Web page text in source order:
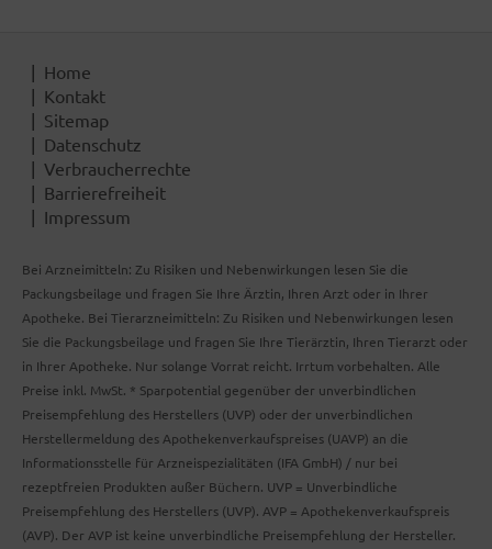
Home
Kontakt
Sitemap
Datenschutz
Verbraucherrechte
Barrierefreiheit
Impressum
Bei Arzneimitteln: Zu Risiken und Nebenwirkungen lesen Sie die
Packungsbeilage und fragen Sie Ihre Ärztin, Ihren Arzt oder in Ihrer
Apotheke. Bei Tierarzneimitteln: Zu Risiken und Nebenwirkungen lesen
Sie die Packungsbeilage und fragen Sie Ihre Tierärztin, Ihren Tierarzt oder
in Ihrer Apotheke. Nur solange Vorrat reicht. Irrtum vorbehalten. Alle
Preise inkl. MwSt. * Sparpotential gegenüber der unverbindlichen
Preisempfehlung des Herstellers (UVP) oder der unverbindlichen
Herstellermeldung des Apothekenverkaufspreises (UAVP) an die
Informationsstelle für Arzneispezialitäten (IFA GmbH) / nur bei
rezeptfreien Produkten außer Büchern. UVP = Unverbindliche
Preisempfehlung des Herstellers (UVP). AVP = Apothekenverkaufspreis
(AVP). Der AVP ist keine unverbindliche Preisempfehlung der Hersteller.